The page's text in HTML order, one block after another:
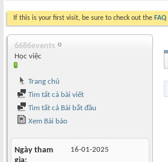
If this is your first visit, be sure to check out the FAQ
6686events
Học việc
Trang chủ
Tìm tất cả bài viết
Tìm tất cả Bài bắt đầu
Xem Bài báo
Ngày tham
16-01-2025